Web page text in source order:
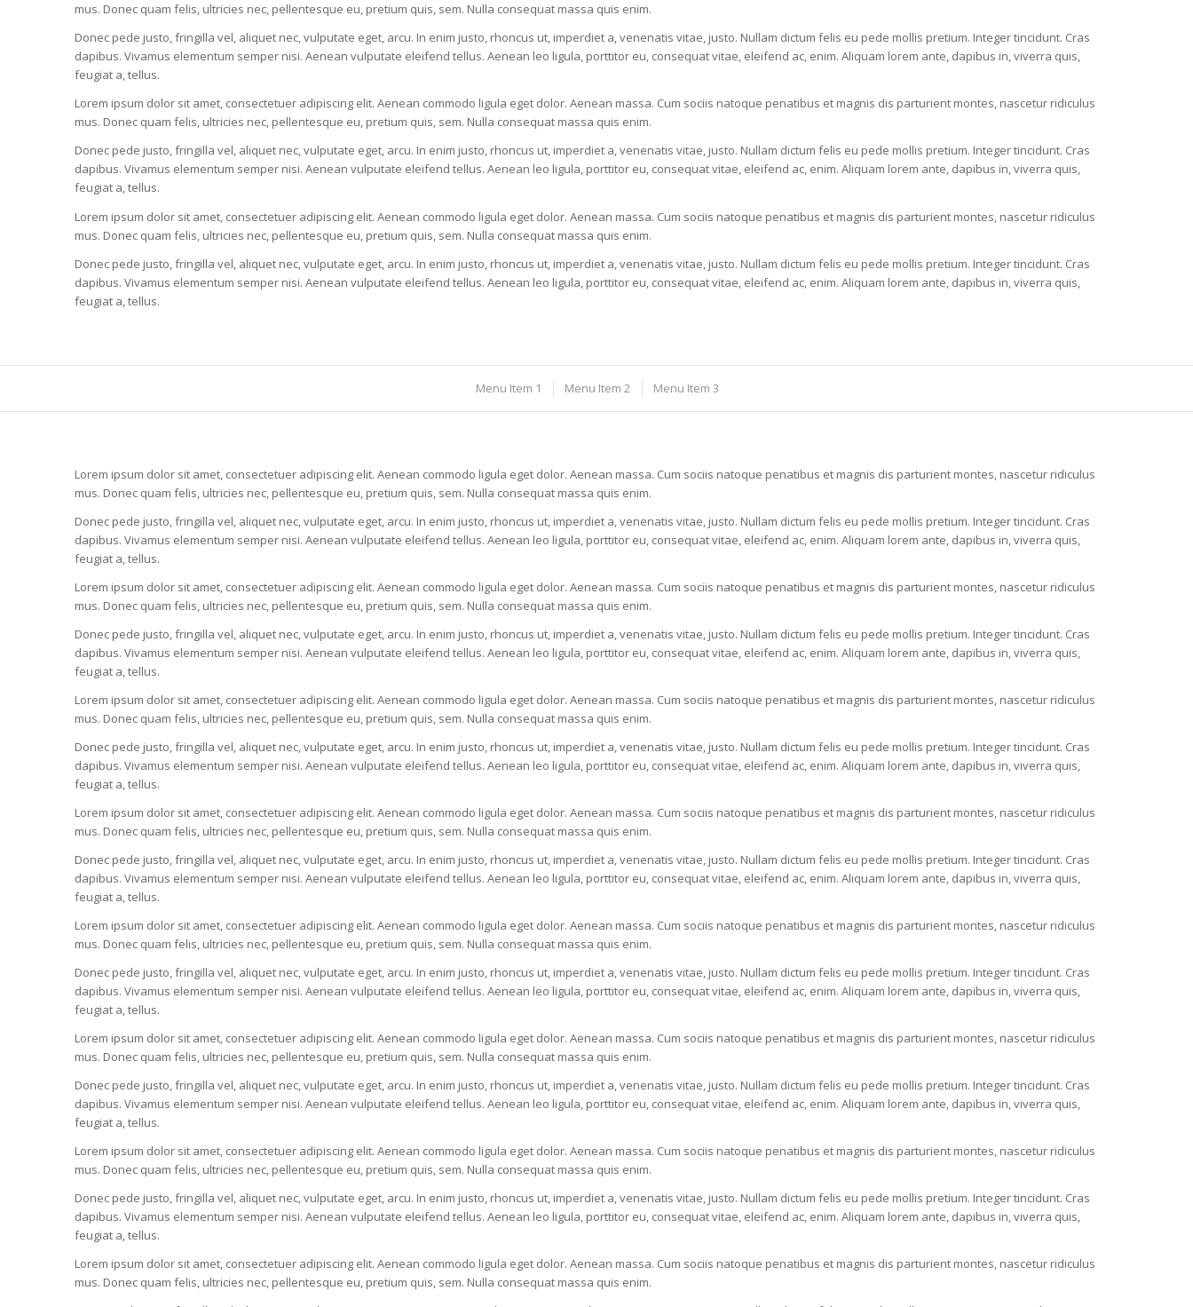
mus. Donec quam felis, ultricies nec, pellentesque eu, pretium quis, sem. Nulla consequat massa quis enim.
Donec pede justo, fringilla vel, aliquet nec, vulputate eget, arcu. In enim justo, rhoncus ut, imperdiet a, venenatis vitae, justo. Nullam dictum felis eu pede mollis pretium. Integer tincidunt. Cras
dapibus. Vivamus elementum semper nisi. Aenean vulputate eleifend tellus. Aenean leo ligula, porttitor eu, consequat vitae, eleifend ac, enim. Aliquam lorem ante, dapibus in, viverra quis,
feugiat a, tellus.
Lorem ipsum dolor sit amet, consectetuer adipiscing elit. Aenean commodo ligula eget dolor. Aenean massa. Cum sociis natoque penatibus et magnis dis parturient montes, nascetur ridiculus
mus. Donec quam felis, ultricies nec, pellentesque eu, pretium quis, sem. Nulla consequat massa quis enim.
Donec pede justo, fringilla vel, aliquet nec, vulputate eget, arcu. In enim justo, rhoncus ut, imperdiet a, venenatis vitae, justo. Nullam dictum felis eu pede mollis pretium. Integer tincidunt. Cras
dapibus. Vivamus elementum semper nisi. Aenean vulputate eleifend tellus. Aenean leo ligula, porttitor eu, consequat vitae, eleifend ac, enim. Aliquam lorem ante, dapibus in, viverra quis,
feugiat a, tellus.
Lorem ipsum dolor sit amet, consectetuer adipiscing elit. Aenean commodo ligula eget dolor. Aenean massa. Cum sociis natoque penatibus et magnis dis parturient montes, nascetur ridiculus
mus. Donec quam felis, ultricies nec, pellentesque eu, pretium quis, sem. Nulla consequat massa quis enim.
Donec pede justo, fringilla vel, aliquet nec, vulputate eget, arcu. In enim justo, rhoncus ut, imperdiet a, venenatis vitae, justo. Nullam dictum felis eu pede mollis pretium. Integer tincidunt. Cras
dapibus. Vivamus elementum semper nisi. Aenean vulputate eleifend tellus. Aenean leo ligula, porttitor eu, consequat vitae, eleifend ac, enim. Aliquam lorem ante, dapibus in, viverra quis,
feugiat a, tellus.
Menu Item 1 Menu Item 2 Menu Item 3
Lorem ipsum dolor sit amet, consectetuer adipiscing elit. Aenean commodo ligula eget dolor. Aenean massa. Cum sociis natoque penatibus et magnis dis parturient montes, nascetur ridiculus
mus. Donec quam felis, ultricies nec, pellentesque eu, pretium quis, sem. Nulla consequat massa quis enim.
Donec pede justo, fringilla vel, aliquet nec, vulputate eget, arcu. In enim justo, rhoncus ut, imperdiet a, venenatis vitae, justo. Nullam dictum felis eu pede mollis pretium. Integer tincidunt. Cras
dapibus. Vivamus elementum semper nisi. Aenean vulputate eleifend tellus. Aenean leo ligula, porttitor eu, consequat vitae, eleifend ac, enim. Aliquam lorem ante, dapibus in, viverra quis,
feugiat a, tellus.
Lorem ipsum dolor sit amet, consectetuer adipiscing elit. Aenean commodo ligula eget dolor. Aenean massa. Cum sociis natoque penatibus et magnis dis parturient montes, nascetur ridiculus
mus. Donec quam felis, ultricies nec, pellentesque eu, pretium quis, sem. Nulla consequat massa quis enim.
Donec pede justo, fringilla vel, aliquet nec, vulputate eget, arcu. In enim justo, rhoncus ut, imperdiet a, venenatis vitae, justo. Nullam dictum felis eu pede mollis pretium. Integer tincidunt. Cras
dapibus. Vivamus elementum semper nisi. Aenean vulputate eleifend tellus. Aenean leo ligula, porttitor eu, consequat vitae, eleifend ac, enim. Aliquam lorem ante, dapibus in, viverra quis,
feugiat a, tellus.
Lorem ipsum dolor sit amet, consectetuer adipiscing elit. Aenean commodo ligula eget dolor. Aenean massa. Cum sociis natoque penatibus et magnis dis parturient montes, nascetur ridiculus
mus. Donec quam felis, ultricies nec, pellentesque eu, pretium quis, sem. Nulla consequat massa quis enim.
Donec pede justo, fringilla vel, aliquet nec, vulputate eget, arcu. In enim justo, rhoncus ut, imperdiet a, venenatis vitae, justo. Nullam dictum felis eu pede mollis pretium. Integer tincidunt. Cras
dapibus. Vivamus elementum semper nisi. Aenean vulputate eleifend tellus. Aenean leo ligula, porttitor eu, consequat vitae, eleifend ac, enim. Aliquam lorem ante, dapibus in, viverra quis,
feugiat a, tellus.
Lorem ipsum dolor sit amet, consectetuer adipiscing elit. Aenean commodo ligula eget dolor. Aenean massa. Cum sociis natoque penatibus et magnis dis parturient montes, nascetur ridiculus
mus. Donec quam felis, ultricies nec, pellentesque eu, pretium quis, sem. Nulla consequat massa quis enim.
Donec pede justo, fringilla vel, aliquet nec, vulputate eget, arcu. In enim justo, rhoncus ut, imperdiet a, venenatis vitae, justo. Nullam dictum felis eu pede mollis pretium. Integer tincidunt. Cras
dapibus. Vivamus elementum semper nisi. Aenean vulputate eleifend tellus. Aenean leo ligula, porttitor eu, consequat vitae, eleifend ac, enim. Aliquam lorem ante, dapibus in, viverra quis,
feugiat a, tellus.
Lorem ipsum dolor sit amet, consectetuer adipiscing elit. Aenean commodo ligula eget dolor. Aenean massa. Cum sociis natoque penatibus et magnis dis parturient montes, nascetur ridiculus
mus. Donec quam felis, ultricies nec, pellentesque eu, pretium quis, sem. Nulla consequat massa quis enim.
Donec pede justo, fringilla vel, aliquet nec, vulputate eget, arcu. In enim justo, rhoncus ut, imperdiet a, venenatis vitae, justo. Nullam dictum felis eu pede mollis pretium. Integer tincidunt. Cras
dapibus. Vivamus elementum semper nisi. Aenean vulputate eleifend tellus. Aenean leo ligula, porttitor eu, consequat vitae, eleifend ac, enim. Aliquam lorem ante, dapibus in, viverra quis,
feugiat a, tellus.
Lorem ipsum dolor sit amet, consectetuer adipiscing elit. Aenean commodo ligula eget dolor. Aenean massa. Cum sociis natoque penatibus et magnis dis parturient montes, nascetur ridiculus
mus. Donec quam felis, ultricies nec, pellentesque eu, pretium quis, sem. Nulla consequat massa quis enim.
Donec pede justo, fringilla vel, aliquet nec, vulputate eget, arcu. In enim justo, rhoncus ut, imperdiet a, venenatis vitae, justo. Nullam dictum felis eu pede mollis pretium. Integer tincidunt. Cras
dapibus. Vivamus elementum semper nisi. Aenean vulputate eleifend tellus. Aenean leo ligula, porttitor eu, consequat vitae, eleifend ac, enim. Aliquam lorem ante, dapibus in, viverra quis,
feugiat a, tellus.
Lorem ipsum dolor sit amet, consectetuer adipiscing elit. Aenean commodo ligula eget dolor. Aenean massa. Cum sociis natoque penatibus et magnis dis parturient montes, nascetur ridiculus
mus. Donec quam felis, ultricies nec, pellentesque eu, pretium quis, sem. Nulla consequat massa quis enim.
Donec pede justo, fringilla vel, aliquet nec, vulputate eget, arcu. In enim justo, rhoncus ut, imperdiet a, venenatis vitae, justo. Nullam dictum felis eu pede mollis pretium. Integer tincidunt. Cras
dapibus. Vivamus elementum semper nisi. Aenean vulputate eleifend tellus. Aenean leo ligula, porttitor eu, consequat vitae, eleifend ac, enim. Aliquam lorem ante, dapibus in, viverra quis,
feugiat a, tellus.
Lorem ipsum dolor sit amet, consectetuer adipiscing elit. Aenean commodo ligula eget dolor. Aenean massa. Cum sociis natoque penatibus et magnis dis parturient montes, nascetur ridiculus
mus. Donec quam felis, ultricies nec, pellentesque eu, pretium quis, sem. Nulla consequat massa quis enim.